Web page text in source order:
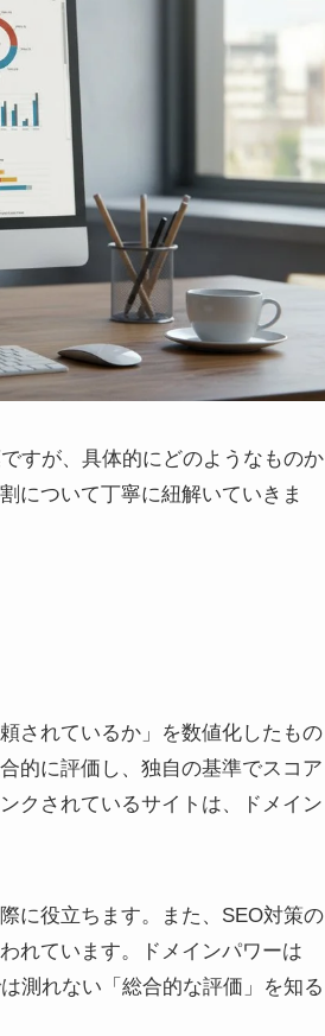
すが、具体的にどのようなものか
について丁寧に紐解いていきま
されているか」を数値化したもの
的に評価し、独自の基準でスコア
クされているサイトは、ドメイン
に役立ちます。また、SEO対策の
れています。ドメインパワーは
測れない「総合的な評価」を知る